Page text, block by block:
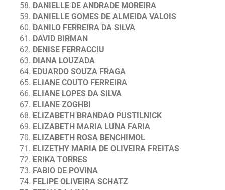
DANIELLE DE ANDRADE MOREIRA
DANIELLE GOMES DE ALMEIDA VALOIS
DANILO FERREIRA DA SILVA
DAVID BIRMAN
DENISE FERRACCIU
DIANA LOUZADA
EDUARDO SOUZA FRAGA
ELIANE COUTO FERREIRA
ELIANE LOPES DA SILVA
ELIANE ZOGHBI
ELIZABETH BRANDAO PUSTILNICK
ELIZABETH MARIA LUNA FARIA
ELIZABETH ROSA BENCHIMOL
ELIZETHY MARIA DE OLIVEIRA FREITAS
ERIKA TORRES
FABIO DE POVINA
FELIPE OLIVEIRA SCHATZ